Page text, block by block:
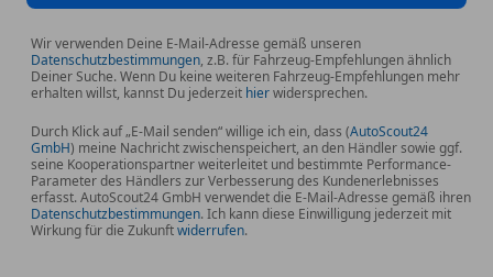
Vorrüstung für digitales Radio
Burmester® Surround-Soundsystem
On-board AC-Lader bis 11 kW
Gleichstrom-Ladesystem (DC-Laden)
Trittbretter beleuchtet in Aluminium-Optik mit
Gumminoppen
Widescreen Cockpit
HANDS-FREE ACCESS
Wir verwenden Deine E-Mail-Adresse gemäß unseren
Datenschutzbestimmungen, z.B. für Fahrzeug-Empfehlungen ähnlich
Deiner Suche. Wenn Du keine weiteren Fahrzeug-Empfehlungen mehr
erhalten willst, kannst Du jederzeit hierwidersprechen.
Durch Klick auf „E-Mail senden“ willige ich ein, dass (AutoScout24
GmbH) meine Nachricht zwischenspeichert, an den Händler sowie ggf.
seine Kooperationspartner weiterleitet und bestimmte Performance-
Parameter des Händlers zur Verbesserung des Kundenerlebnisses
erfasst. AutoScout24 GmbH verwendet die E-Mail-Adresse gemäß ihren
Datenschutzbestimmungen. Ich kann diese Einwilligung jederzeit mit
Wirkung für die Zukunftwiderrufen.